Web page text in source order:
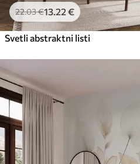
22.03€13 .22 €
Svetli abstraktni listi